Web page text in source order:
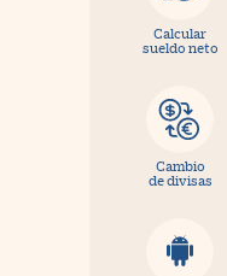
Calcular
sueldo neto
Cambio
de divisas